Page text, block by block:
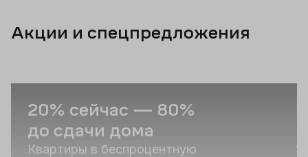
Акции и спецпредложения
20% сейчас — 80%
до сдачи дома
Квартиры в беспроцентную